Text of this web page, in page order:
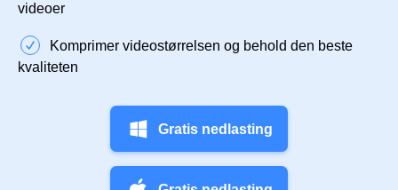
videoer
Komprimer videostørrelsen og behold den beste
kvaliteten
Gratis nedlasting